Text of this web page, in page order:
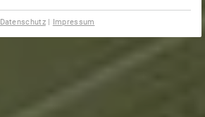
Datenschutz| Impressum